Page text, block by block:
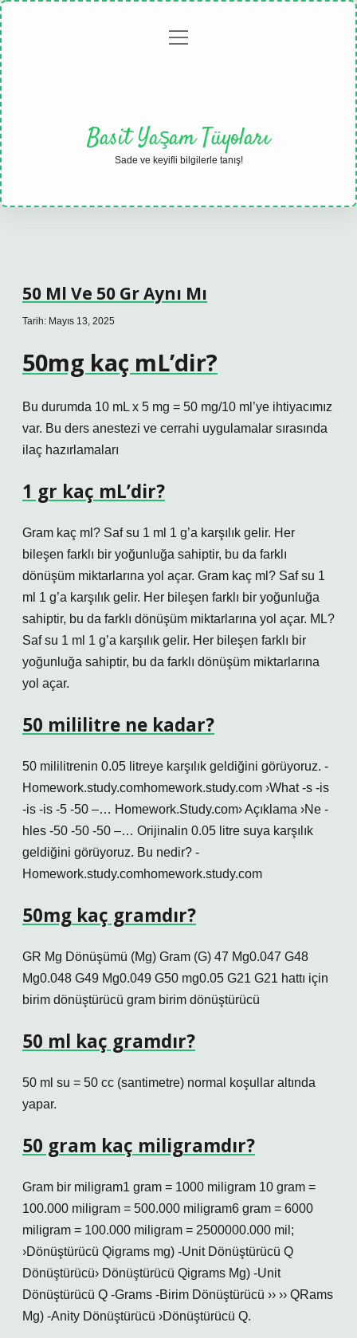
Gizlilikmenüyü
Basit Yaşam Tüyoları
Sade ve keyifli bilgilerle tanış!
50 Ml Ve 50 Gr Aynı Mı
Tarih: Mayıs 13, 2025
50mg kaç mL’dir?
Bu durumda 10 mL x 5 mg = 50 mg/10 ml’ye ihtiyacımız
var. Bu ders anestezi ve cerrahi uygulamalar sırasında
ilaç hazırlamaları
1 gr kaç mL’dir?
Gram kaç ml? Saf su 1 ml 1 g’a karşılık gelir. Her
bileşen farklı bir yoğunluğa sahiptir, bu da farklı
dönüşüm miktarlarına yol açar. Gram kaç ml? Saf su 1
ml 1 g’a karşılık gelir. Her bileşen farklı bir yoğunluğa
sahiptir, bu da farklı dönüşüm miktarlarına yol açar. ML?
Saf su 1 ml 1 g’a karşılık gelir. Her bileşen farklı bir
yoğunluğa sahiptir, bu da farklı dönüşüm miktarlarına
yol açar.
50 mililitre ne kadar?
50 mililitrenin 0.05 litreye karşılık geldiğini görüyoruz. -
Homework.study.comhomework.study.com ›What -s -is
-is -is -5 -50 –… Homework.Study.com› Açıklama ›Ne -
hles -50 -50 -50 –… Orijinalin 0.05 litre suya karşılık
geldiğini görüyoruz. Bu nedir? -
Homework.study.comhomework.study.com
50mg kaç gramdır?
GR Mg Dönüşümü (Mg) Gram (G) 47 Mg0.047 G48
Mg0.048 G49 Mg0.049 G50 mg0.05 G21 G21 hattı için
birim dönüştürücü gram birim dönüştürücü
50 ml kaç gramdır?
50 ml su = 50 cc (santimetre) normal koşullar altında
yapar.
50 gram kaç miligramdır?
Gram bir miligram1 gram = 1000 miligram 10 gram =
100.000 miligram = 500.000 miligram6 gram = 6000
miligram = 100.000 miligram = 2500000.000 mil;
›Dönüştürücü Qigrams mg) -Unit Dönüştürücü Q
Dönüştürücü› Dönüştürücü Qigrams Mg) -Unit
Dönüştürücü Q -Grams -Birim Dönüştürücü ›› ›› QRams
Mg) -Anity Dönüştürücü ›Dönüştürücü Q.